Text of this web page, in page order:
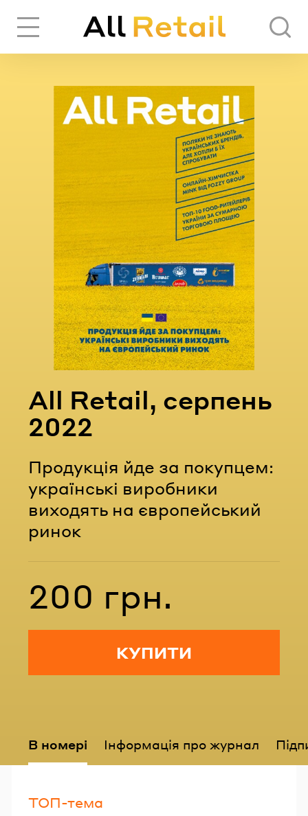
All Retail, серпень
2022
Продукція йде за покупцем:
українські виробники
виходять на європейський
ринок
Вартість
200 грн.
КУПИТИ
В номері Інформація про журнал
ТОП-тема
Вхід Реєстрація
ЧЕРЕЗ СОЦІАЛЬНІ МЕРЕЖІ
FACEBOOK
GOOGLE
АБО
Email
Забули пароль?
УВІЙТИ